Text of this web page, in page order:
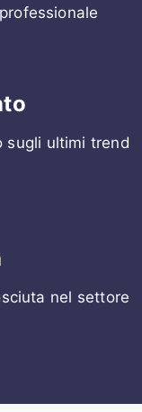
sugli ultimi trend
nel settore